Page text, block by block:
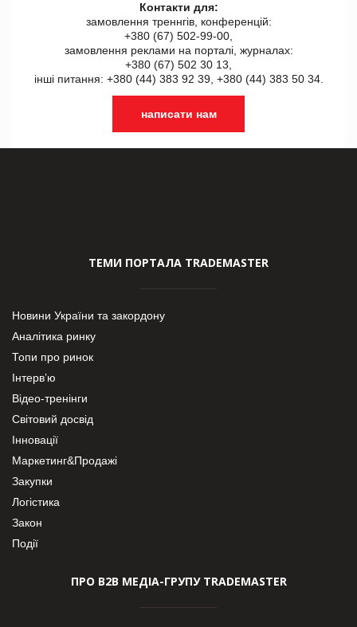
Контакти для:
замовлення треннгів, конференцій:
+380 (67) 502-99-00,
замовлення реклами на порталі, журналах:
+380 (67) 502 30 13,
інші питання: +380 (44) 383 92 39, +380 (44) 383 50 34.
написати нам
ТЕМИ ПОРТАЛА TRADEMASTER
Новини України та закордону
Аналітика ринку
Топи про ринок
Інтерв’ю
Відео-тренінги
Світовий досвід
Інновації
Маркетинг&Продажі
Закупки
Логістика
Закон
Події
ПРО В2В МЕДІА-ГРУПУ TRADEMASTER